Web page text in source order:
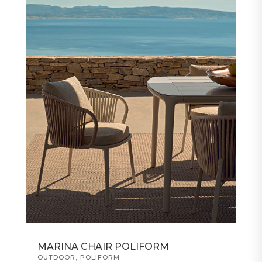
MARINA CHAIR POLIFORM
OUTDOOR POLIFORM